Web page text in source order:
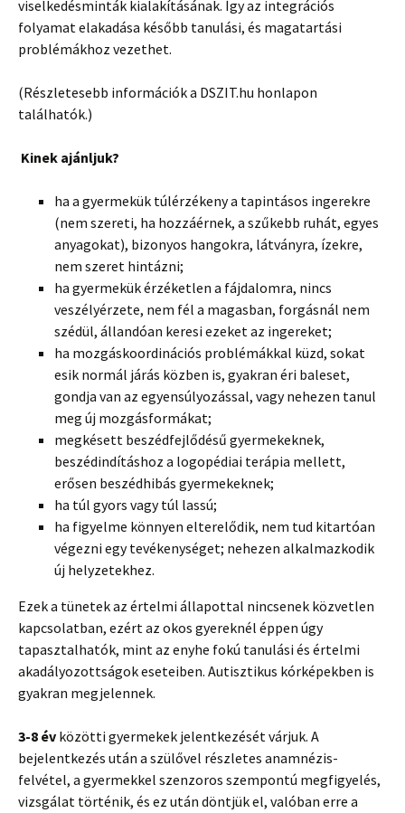
viselkedésminták kialakításának. Így az integrációs
folyamat elakadása később tanulási, és magatartási
problémákhoz vezethet.
(Részletesebb információk a DSZIT.hu honlapon
találhatók.)
Kinek ajánljuk?
ha a gyermekük túlérzékeny a tapintásos ingerekre
(nem szereti, ha hozzáérnek, a szűkebb ruhát, egyes
anyagokat), bizonyos hangokra, látványra, ízekre,
nem szeret hintázni;
ha gyermekük érzéketlen a fájdalomra, nincs
veszélyérzete, nem fél a magasban, forgásnál nem
szédül, állandóan keresi ezeket az ingereket;
ha mozgáskoordinációs problémákkal küzd, sokat
esik normál járás közben is, gyakran éri baleset,
gondja van az egyensúlyozással, vagy nehezen tanul
meg új mozgásformákat;
megkésett beszédfejlődésű gyermekeknek,
beszédindításhoz a logopédiai terápia mellett,
erősen beszédhibás gyermekeknek;
ha túl gyors vagy túl lassú;
ha figyelme könnyen elterelődik, nem tud kitartóan
végezni egy tevékenységet; nehezen alkalmazkodik
új helyzetekhez.
Ezek a tünetek az értelmi állapottal nincsenek közvetlen
kapcsolatban, ezért az okos gyereknél éppen úgy
tapasztalhatók, mint az enyhe fokú tanulási és értelmi
akadályozottságok eseteiben. Autisztikus kórképekben is
gyakran megjelennek.
3-8 év közötti gyermekek jelentkezését várjuk. A
bejelentkezés után a szülővel részletes anamnézis-
felvétel, a gyermekkel szenzoros szempontú megfigyelés,
vizsgálat történik, és ez után döntjük el, valóban erre a